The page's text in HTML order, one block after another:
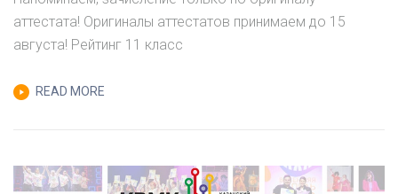
АБИТУРИЕНТЫ!
ВЫКЛАДЫВАЕМ
НА
12
аттестата! Оригиналы аттестатов принимаем до 15
августа! Рейтинг 11 класс
READ MORE